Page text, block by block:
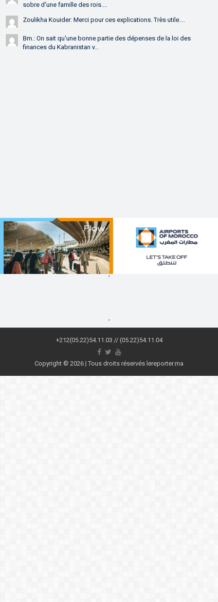
sobre d'une famille des rois....
Zoulikha Kouider: Merci pour ces explications. Très utile....
Bm.: On sait qu'une bonne partie des dépenses de la loi des
finances du Kabranistan v...
,
,
+212(05.22)54.11.03 // (05.22)54.11.04
Copyright © 2026 | Tous droits réservés lereporter.ma